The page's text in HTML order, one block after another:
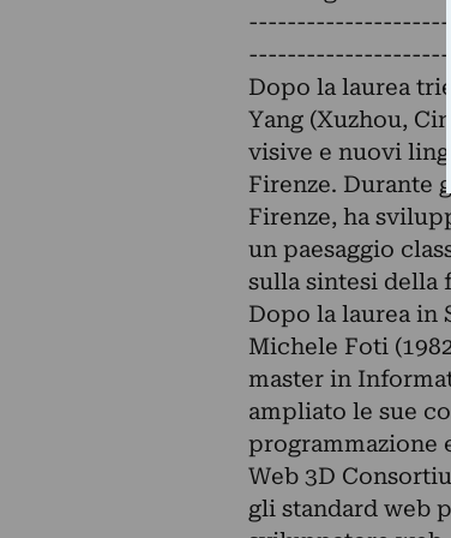
Dopo la laurea
Yang (Xuzhou,
visive e nuovi
Firenze. Durante
Firenze, ha
un paesaggio
sulla sintesi della
Dopo la laurea in
Michele Foti
master in
ampliato le sue
programmazione
Web 3D
gli standard web